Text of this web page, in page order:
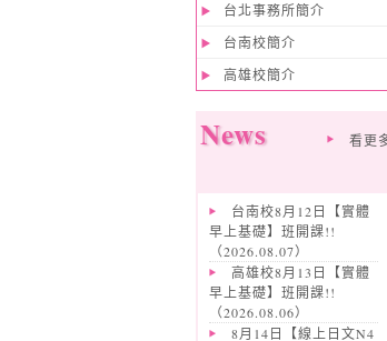
台北事務所簡介
台南校簡介
高雄校簡介
News 看更
台南校8月12日【實體
早上基礎】班開課!!
（2026.08.07）
高雄校8月13日【實體
早上基礎】班開課!!
（2026.08.06）
8月14日【線上日文N4